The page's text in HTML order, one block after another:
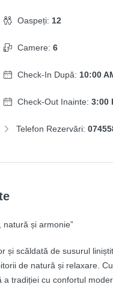
Oaspeți: 12
Camere: 6
Check-In După: 10:00
Check-Out Inainte: 3:00
Telefon Rezervări:
și armonie”
și scăldată de susurul
de natură și relaxare.
tradiției cu confortul